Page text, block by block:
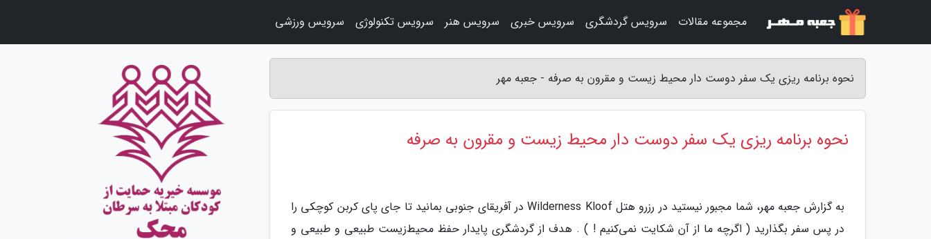
نحوه برنامه ریزی یک سفر دوست دار محیط زیست و مقرون به صرفه - جعبه مهر
نحوه برنامه ریزی یک سفر دوست دار محیط زیست و مقرون به صرفه
به گزارش جعبه مهر، شما مجبور نیستید در رزرو هتل Wilderness Kloof در آفریقای جنوبی بمانید تا جای پای کربن کوچکی را
در پس سفر بگذارید ( اگرچه ما از آن شکایت نمی‌کنیم ! ) . هدف از گردشگری پایدار حفظ محیط‌زیست طبیعی و طبیعی و
مجموعه مقالات سرویس گردشگری سرویس خبری سرویس هنر سرویس تکنولوژی سرویس ورزشی